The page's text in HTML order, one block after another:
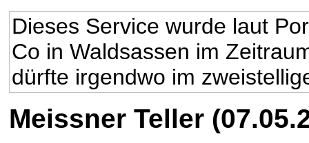
Dieses Service wurde laut
Co in Waldsassen im
dürfte irgendwo im
Meissner Teller